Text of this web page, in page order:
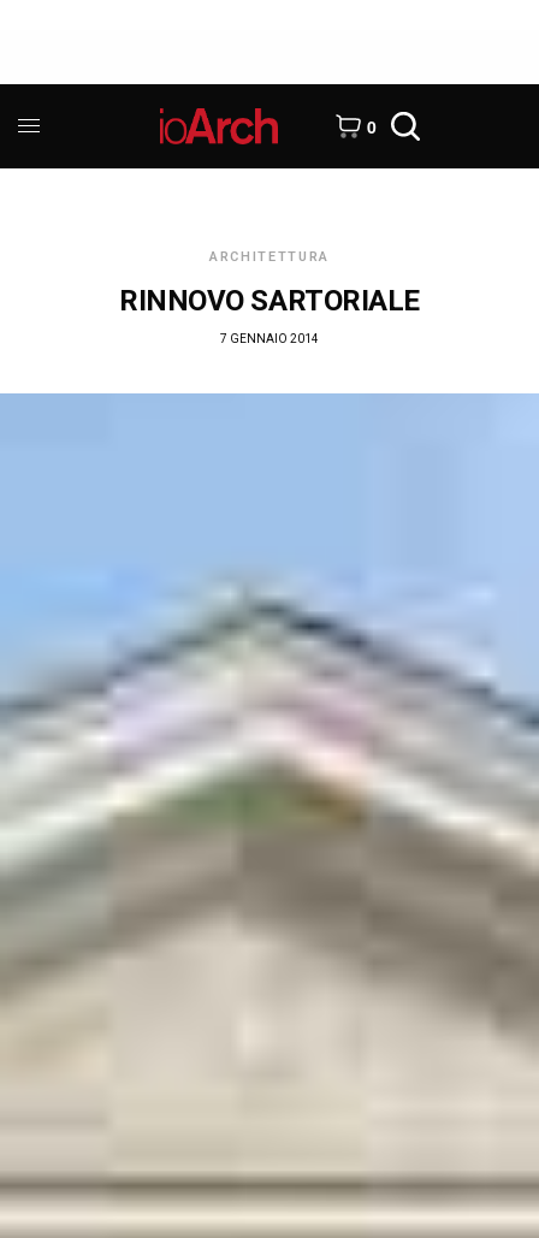
0
ARCHITETTURA
RINNOVO SARTORIALE
7 GENNAIO 2014